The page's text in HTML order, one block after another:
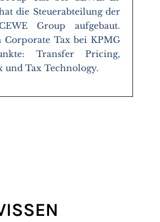
die Steuerabteilung der
Group aufgebaut.
Tax bei KPMG
Transfer Pricing,
Tax Technology.